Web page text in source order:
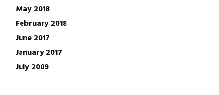
May 2018
February 2018
June 2017
January 2017
July 2009